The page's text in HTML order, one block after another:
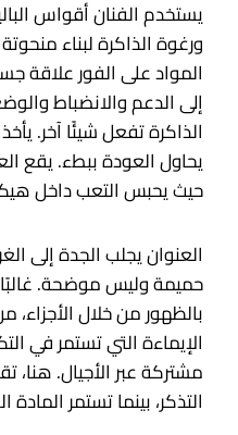
يستخدم الفنان أقواس
ورغوة الذاكرة لبناء
المواد على الفور علاقة
إلى الدعم والانضباط
الذاكرة تفعل شيئًا آخر.
يحاول العودة ببطء. يقع
حيث يحبس التعب داخل
العنوان يجلب الجدة إلى
حميمة وليس موضحة.
بالظهور من خلال
الإيماءة التي تستمر في
مشتركة عبر الأجيال. هنا،
التذكر، بينما تستمر